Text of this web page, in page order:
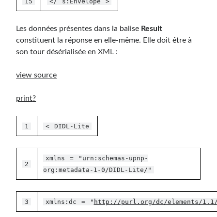
Les données présentes dans la balise Result
constituent la réponse en elle-même. Elle doit être à
son tour désérialisée en XML :
view source
print?
1 < DIDL-Lite
2
xmlns =
"urn:schemas-upnp-
org:metadata-1-0/DIDL-Lite/"
3 xmlns:dc = " http://purl.org/dc/elements/